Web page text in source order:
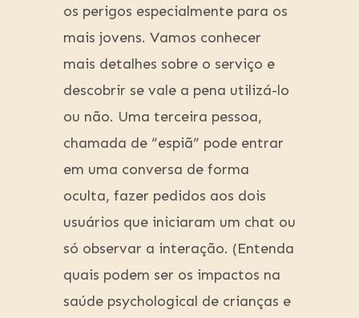
os perigos especialmente para os
mais jovens. Vamos conhecer
mais detalhes sobre o serviço e
descobrir se vale a pena utilizá-lo
ou não. Uma terceira pessoa,
chamada de “espiã” pode entrar
em uma conversa de forma
oculta, fazer pedidos aos dois
usuários que iniciaram um chat ou
só observar a interação. (Entenda
quais podem ser os impactos na
saúde psychological de crianças e